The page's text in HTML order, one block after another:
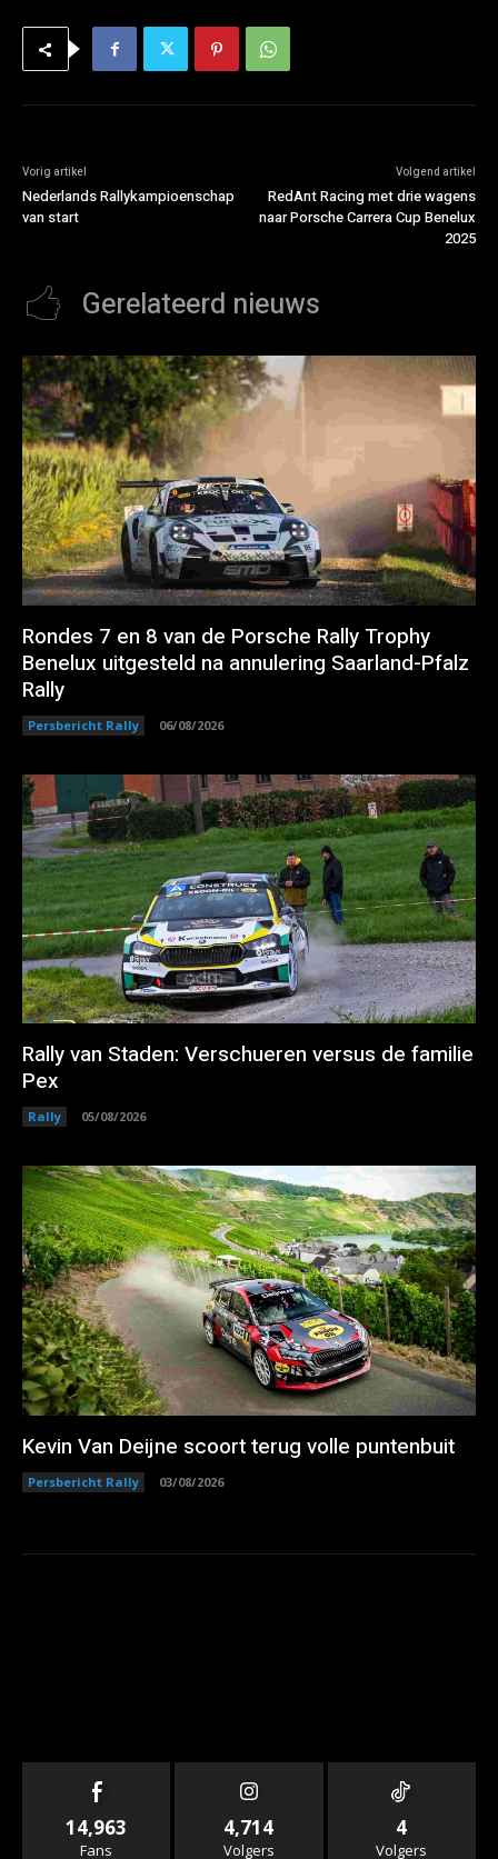
Vorig artikel
Nederlands Rallykampioenschap
van start
Volgend artikel
RedAnt Racing met drie wagens
naar Porsche Carrera Cup Benelux
2025
Gerelateerd nieuws
Rondes 7 en 8 van de Porsche Rally Trophy
Benelux uitgesteld na annulering Saarland-Pfalz
Rally
Persbericht Rally 06/08/2026
Rally van Staden: Verschueren versus de familie
Pex
Rally 05/08/2026
Kevin Van Deijne scoort terug volle puntenbuit
Persbericht Rally 03/08/2026
14,963
Fans
4,714
Volgers
4
Volgers